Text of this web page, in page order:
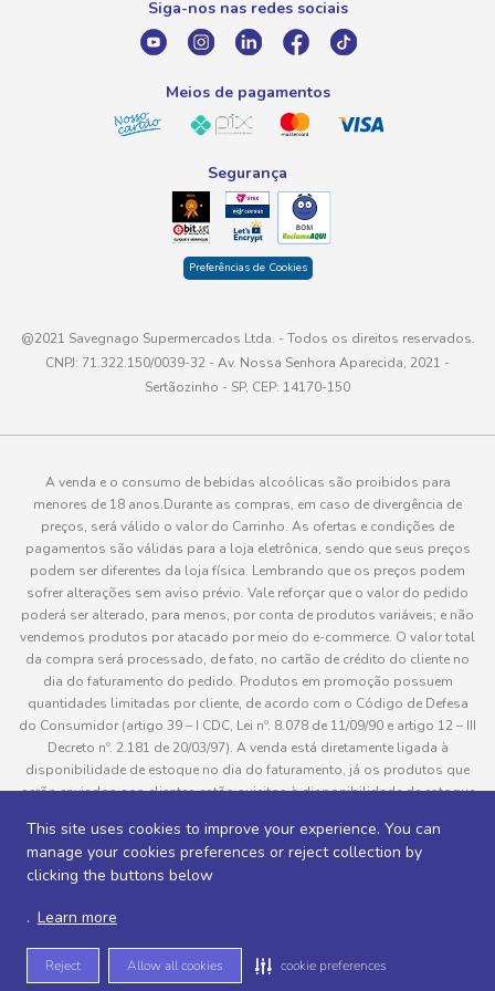
This site uses cookies to improve your experience. You can
manage your cookies preferences or reject collection by
clicking the buttons below
. Learn more
Reject Allow all cookies cookie preferences
atendimento@savegnago.com.br
Siga-nos nas redes sociais
Meios de pagamentos
Segurança
Preferências de Cookies
@2021 Savegnago Supermercados Ltda. - Todos os direitos reservados.
CNPJ: 71.322.150/0039-32 - Av. Nossa Senhora Aparecida, 2021 -
Sertãozinho - SP, CEP: 14170-150
A venda e o consumo de bebidas alcoólicas são proibidos para
menores de 18 anos.Durante as compras, em caso de divergência de
preços, será válido o valor do Carrinho. As ofertas e condições de
pagamentos são válidas para a loja eletrônica, sendo que seus preços
podem ser diferentes da loja física. Lembrando que os preços podem
sofrer alterações sem aviso prévio. Vale reforçar que o valor do pedido
poderá ser alterado, para menos, por conta de produtos variáveis; e não
vendemos produtos por atacado por meio do e-commerce. O valor total
da compra será processado, de fato, no cartão de crédito do cliente no
dia do faturamento do pedido. Produtos em promoção possuem
quantidades limitadas por cliente, de acordo com o Código de Defesa
do Consumidor (artigo 39 – I CDC, Lei nº. 8.078 de 11/09/90 e artigo 12 – III
Decreto nº. 2.181 de 20/03/97). A venda está diretamente ligada à
disponibilidade de estoque no dia do faturamento, já os produtos que
serão enviados aos clientes estão sujeitos à disponibilidade de estoque
pedido do cliente, este não será entregue e o valor do item não será
cobrado. As fotos dos produtos no site são ilustrativas, podendo haver
divergência com o produto real e todos os pedidos estão sujeitos à
Desenvolvido por